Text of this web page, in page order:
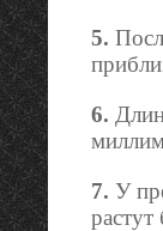
5.
6.
7. У